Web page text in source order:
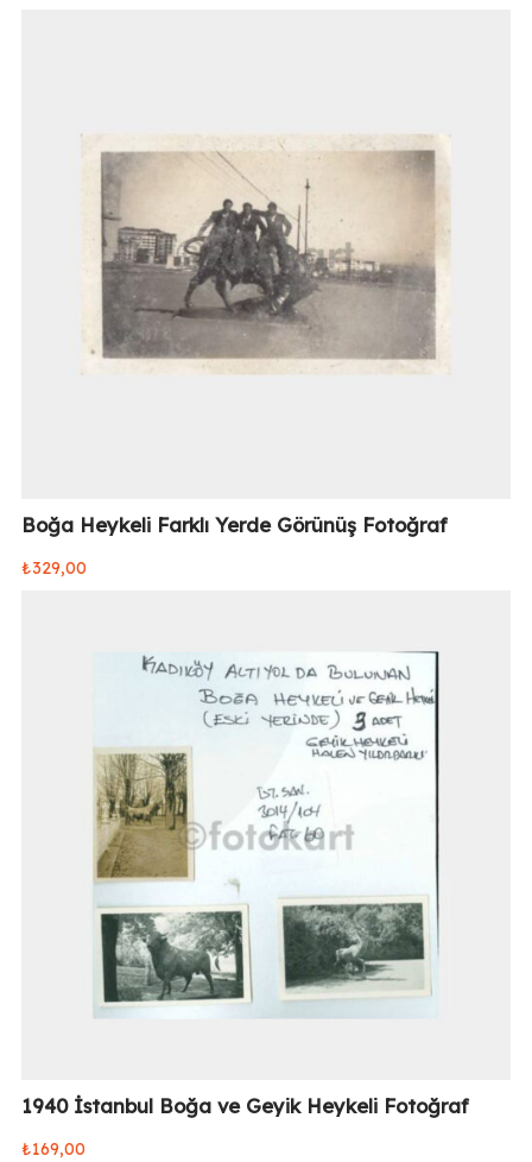
Boğa Heykeli Farklı Yerde Görünüş Fotoğraf
₺329,00
1940 İstanbul Boğa ve Geyik Heykeli Fotoğraf
₺169,00